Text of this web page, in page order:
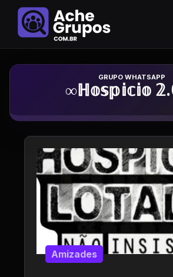
Grupo de
∞ℍ𝕠𝕤𝕡𝕚𝕔𝕚𝕠
Amizades